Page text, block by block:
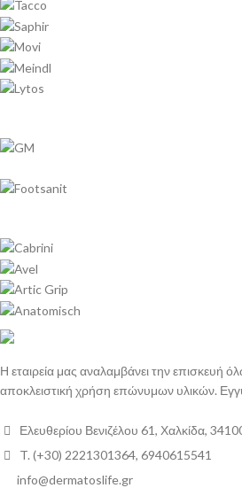
Η εταιρεία μας αναλαμβάνει την επισκευή
αποκλειστική χρήση επώνυμων υλικών.
Ελευθερίου Βενιζέλου 61, Χαλκίδα,
T. (+30) 2221301364, 6940615541
info@dermatoslife.gr